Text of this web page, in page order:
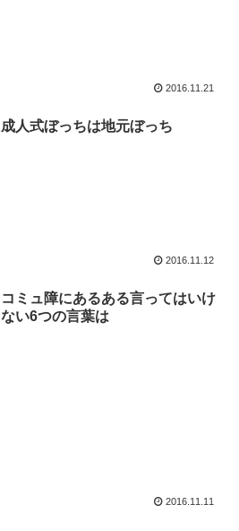
2016.11.21
成人式ぼっちは地元ぼっち
2016.11.12
コミュ障にあるある言ってはいけ
ない6つの言葉は
2016.11.11